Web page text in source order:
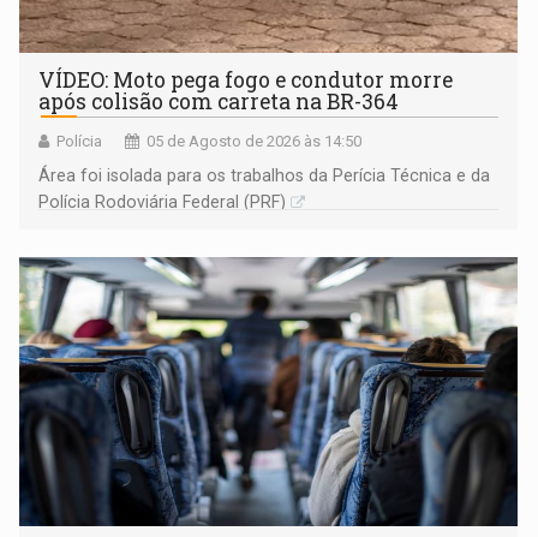
VÍDEO: Moto pega fogo e condutor morre
após colisão com carreta na BR-364
Polícia 05 de Agosto de 2026 às 14:50
Área foi isolada para os trabalhos da Perícia Técnica e da
Polícia Rodoviária Federal (PRF)